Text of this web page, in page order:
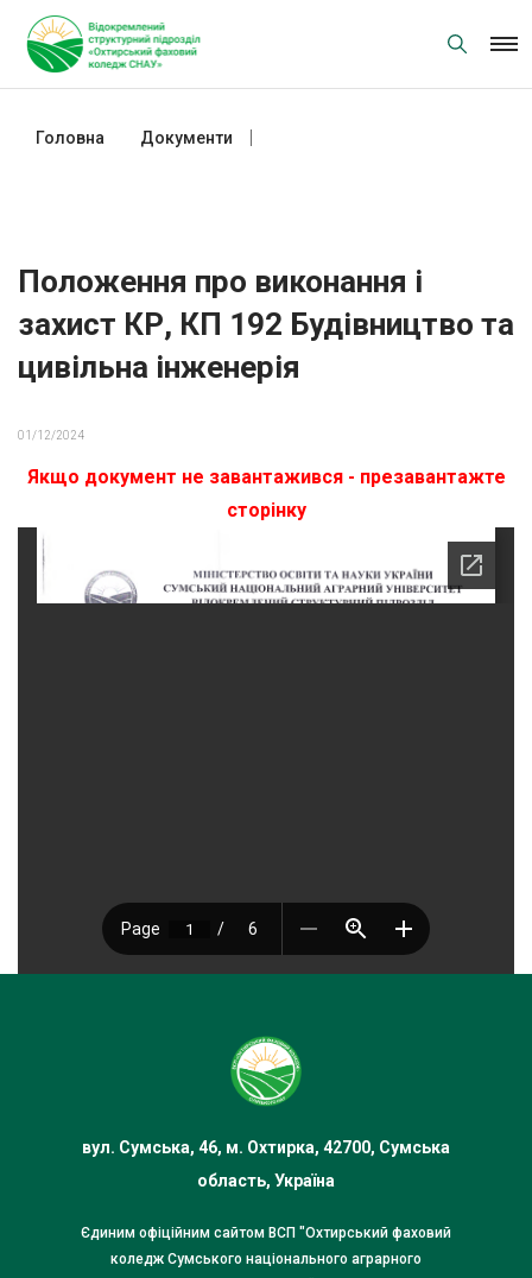
content
Головна Документи
Положення про виконання і
захист КР, КП 192 Будівництво та
цивільна інженерія
01/12/2024
Якщо документ не завантажився - презавантажте
сторінку
вул. Сумська, 46, м. Охтирка, 42700, Сумська
область, Україна
Єдиним офіційним сайтом ВСП "Охтирський фаховий
коледж Сумського національного аграрного